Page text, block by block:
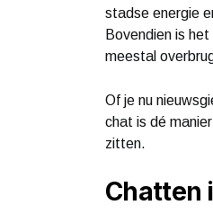
stadse energie
Bovendien is
meestal
Of je nu
chat is dé
zitten.
Chatten